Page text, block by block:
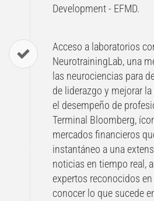
Development - EFMD.
Acceso a laboratorios
NeurotrainingLab, una
las neurociencias para
de liderazgo y mejorar
el desempeño de
Terminal Bloomberg,
mercados financieros
instantáneo a una
noticias en tiempo real,
expertos reconocidos
conocer lo que sucede